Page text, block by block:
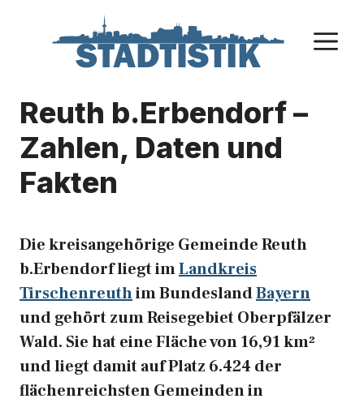
Reuth b.Erbendorf –
Zahlen, Daten und
Fakten
Die kreisangehörige Gemeinde Reuth
b.Erbendorf liegt imLandkreis
Tirschenreuthim BundeslandBayern
und gehört zum Reisegebiet Oberpfälzer
Wald. Sie hat eine Fläche von 16,91 km²
und liegt damit auf Platz 6.424 der
flächenreichsten Gemeinden in